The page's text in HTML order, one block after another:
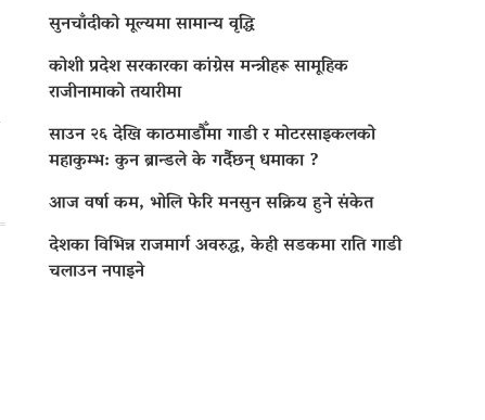
सुनचाँदीको मूल्यमा सामान्य वृद्धि
कोशी प्रदेश सरकारका कांग्रेस मन्त्रीहरू सामूहिक
राजीनामाको तयारीमा
साउन २६ देखि काठमाडौँमा गाडी र मोटरसाइकलको
महाकुम्भ: कुन ब्रान्डले के गर्दैछन् धमाका ?
आज वर्षा कम, भोलि फेरि मनसुन सक्रिय हुने संकेत
देशका विभिन्न राजमार्ग अवरुद्ध, केही सडकमा राति गाडी
चलाउन नपाइने